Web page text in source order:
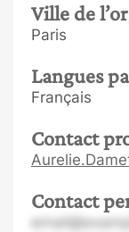
Ville de
Paris
Langues
Français
Contact
Contact